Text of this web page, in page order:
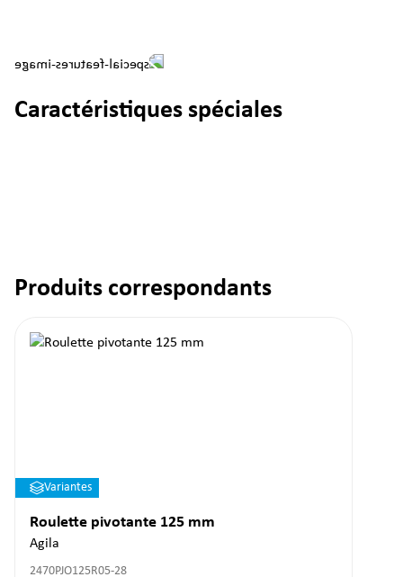
Caractéristiques spéciales
Ignorer la galerie de produits
Produits correspondants
Variantes
Roulette pivotante 125 mm
Agila
2470PJO125R05-28